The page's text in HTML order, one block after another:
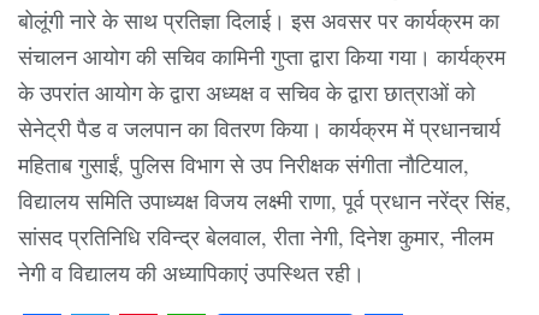
बोलूंगी नारे के साथ प्रतिज्ञा दिलाई। इस अवसर पर कार्यक्रम का
संचालन आयोग की सचिव कामिनी गुप्ता द्वारा किया गया। कार्यक्रम
के उपरांत आयोग के द्वारा अध्यक्ष व सचिव के द्वारा छात्राओं को
सेनेट्री पैड व जलपान का वितरण किया। कार्यक्रम में प्रधानचार्य
महिताब गुसाईं, पुलिस विभाग से उप निरीक्षक संगीता नौटियाल,
विद्यालय समिति उपाध्यक्ष विजय लक्ष्मी राणा, पूर्व प्रधान नरेंद्र सिंह,
सांसद प्रतिनिधि रविन्द्र बेलवाल, रीता नेगी, दिनेश कुमार, नीलम
नेगी व विद्यालय की अध्यापिकाएं उपस्थित रही।